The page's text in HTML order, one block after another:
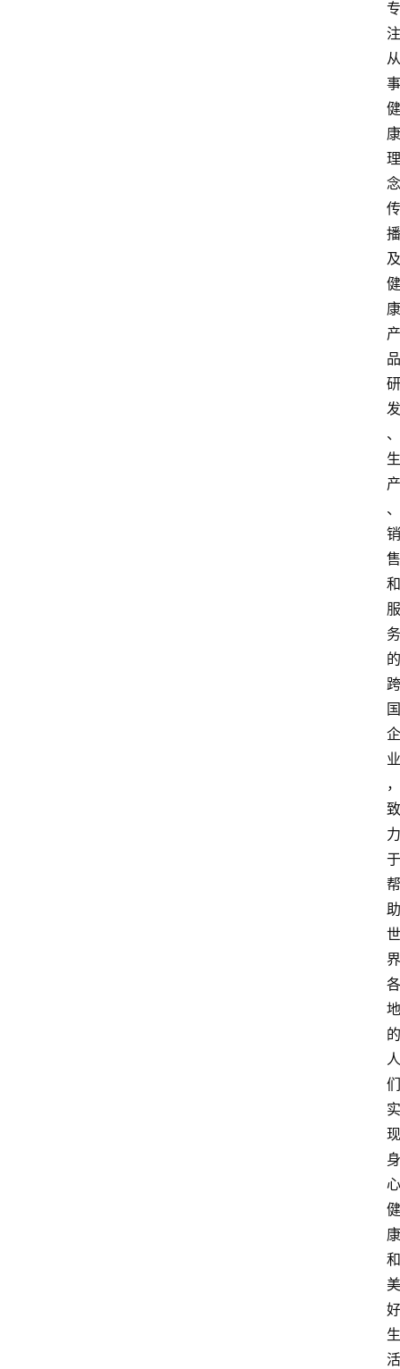
专
注
从
事
健
康
理
念
传
播
及
健
康
产
品
研
发
、
生
产
、
销
售
和
服
务
的
跨
国
企
业
，
致
力
于
帮
助
世
界
各
地
的
人
们
实
现
身
心
健
康
和
美
好
生
活